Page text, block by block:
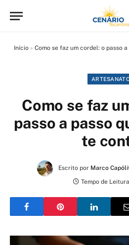
Início » Como se faz um cordel: o passo
Como se faz
passo a passo
te
Escrito por Marco
Tempo de